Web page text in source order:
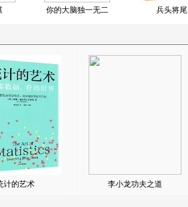
你的大脑独一无二 兵头将尾
计的艺术 李小龙功夫之道